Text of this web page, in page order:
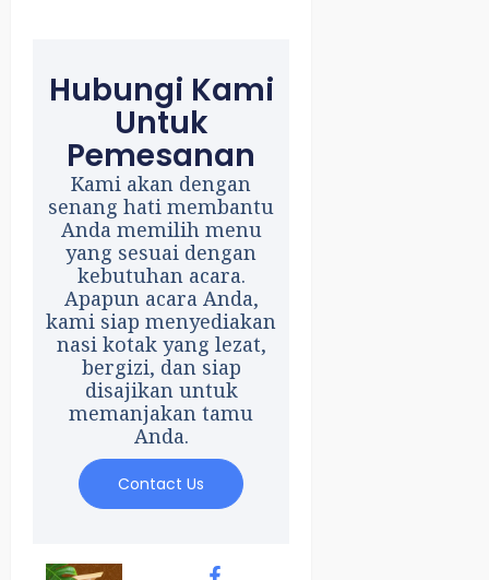
Hubungi Kami
Untuk
Pemesanan
Kami akan dengan
senang hati membantu
Anda memilih menu
yang sesuai dengan
kebutuhan acara.
Apapun acara Anda,
kami siap menyediakan
nasi kotak yang lezat,
bergizi, dan siap
disajikan untuk
memanjakan tamu
Anda.
Contact Us